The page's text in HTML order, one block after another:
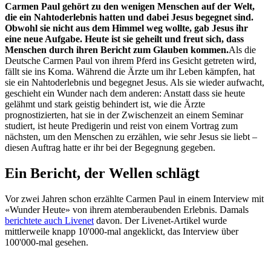
Carmen Paul gehört zu den wenigen Menschen auf der Welt,
die ein Nahtoderlebnis hatten und dabei Jesus begegnet sind.
Obwohl sie nicht aus dem Himmel weg wollte, gab Jesus ihr
eine neue Aufgabe. Heute ist sie geheilt und freut sich, dass
Menschen durch ihren Bericht zum Glauben kommen.Als die
Deutsche Carmen Paul von ihrem Pferd ins Gesicht getreten wird,
fällt sie ins Koma. Während die Ärzte um ihr Leben kämpfen, hat
sie ein Nahtoderlebnis und begegnet Jesus. Als sie wieder aufwacht,
geschieht ein Wunder nach dem anderen: Anstatt dass sie heute
gelähmt und stark geistig behindert ist, wie die Ärzte
prognostizierten, hat sie in der Zwischenzeit an einem Seminar
studiert, ist heute Predigerin und reist von einem Vortrag zum
nächsten, um den Menschen zu erzählen, wie sehr Jesus sie liebt –
diesen Auftrag hatte er ihr bei der Begegnung gegeben.
Ein Bericht, der Wellen schlägt
Vor zwei Jahren schon erzählte Carmen Paul in einem Interview mit
«Wunder Heute» von ihrem atemberaubenden Erlebnis. Damals
berichtete auch Livenet davon. Der Livenet-Artikel wurde
mittlerweile knapp 10'000-mal angeklickt, das Interview über
100'000-mal gesehen.